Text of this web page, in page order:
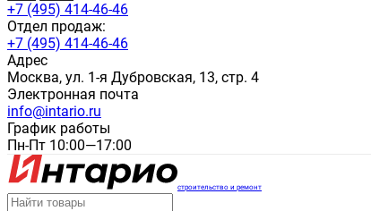
+7 (495) 414-46-46
Отдел продаж:
+7 (495) 414-46-46
Адрес
Москва, ул. 1-я Дубровская, 13, стр. 4
Электронная почта
info@intario.ru
График работы
Пн-Пт 10:00—17:00
строительство и ремонт